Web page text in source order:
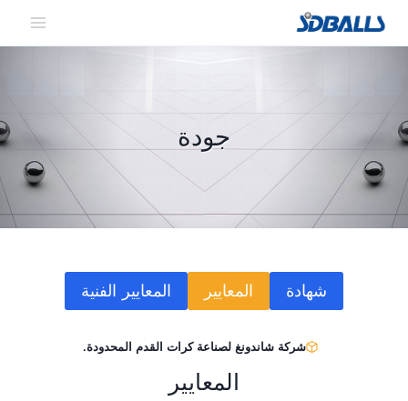
جودة
شهادة المعايير المعايير الفنية
شركة شاندونغ لصناعة كرات القدم المحدودة.
المعايير